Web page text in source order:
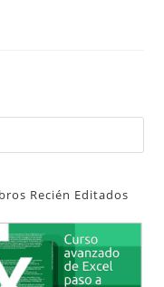
Recién Editados